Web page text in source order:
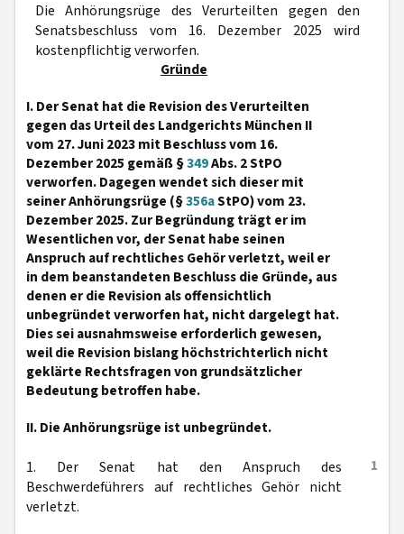
Die Anhörungsrüge des Verurteilten gegen den
Senatsbeschluss vom 16. Dezember 2025 wird
kostenpflichtig verworfen.
Gründe
I. Der Senat hat die Revision des Verurteilten
gegen das Urteil des Landgerichts München II
vom 27. Juni 2023 mit Beschluss vom 16.
Dezember 2025 gemäß §349Abs. 2 StPO
verworfen. Dagegen wendet sich dieser mit
seiner Anhörungsrüge (§356aStPO) vom 23.
Dezember 2025. Zur Begründung trägt er im
Wesentlichen vor, der Senat habe seinen
Anspruch auf rechtliches Gehör verletzt, weil er
in dem beanstandeten Beschluss die Gründe, aus
denen er die Revision als offensichtlich
unbegründet verworfen hat, nicht dargelegt hat.
Dies sei ausnahmsweise erforderlich gewesen,
weil die Revision bislang höchstrichterlich nicht
geklärte Rechtsfragen von grundsätzlicher
Bedeutung betroffen habe.
II. Die Anhörungsrüge ist unbegründet.
1
1. Der Senat hat den Anspruch des
Beschwerdeführers auf rechtliches Gehör nicht
verletzt.